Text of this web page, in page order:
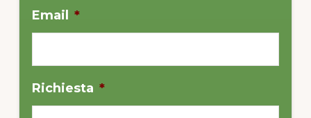
Email *
Richiesta *